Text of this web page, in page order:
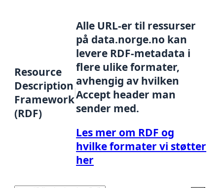
Resource
Description
Framework
(RDF)
Alle URL-er til ressurser
på data.norge.no kan
levere RDF-metadata i
flere ulike formater,
avhengig av hvilken
Accept header man
sender med.
Les mer om RDF og
hvilke formater vi støtter
her